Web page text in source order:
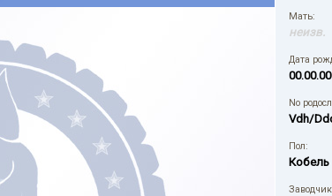
Мать:
неизв.
Дата
No
Vdh/
Пол:
Кобель